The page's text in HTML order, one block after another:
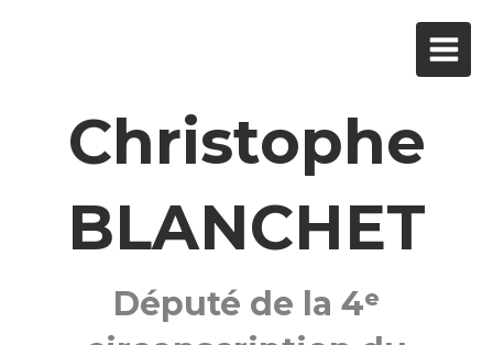
Christophe
BLANCHET
Député de la 4ᵉ